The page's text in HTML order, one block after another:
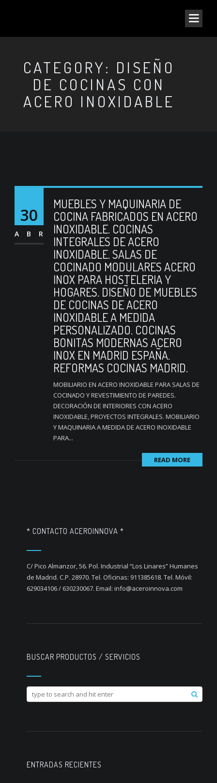
CATEGORY: DISEÑO
DE COCINAS CON
ACERO INOXIDABLE
30
ABR
MUEBLES Y MAQUINARIA DE
COCINA FABRICADOS EN ACERO
INOXIDABLE. COCINAS
INTEGRALES DE ACERO
INOXIDABLE. SALAS DE
COCINADO MODULARES ACERO
INOX PARA HOSTELERIA Y
HOGARES. DISEÑO DE MUEBLES
DE COCINAS DE ACERO
INOXIDABLE A MEDIDA
PERSONALIZADO. COCINAS
BONITAS MODERNAS ACERO
INOX EN MADRID ESPAÑA.
REFORMAS COCINAS MADRID.
MOBILIARIO EN ACERO INOXIDABLE PARA SALAS DE
COCINADO Y REVESTIMIENTO DE PAREDES.
DECORACIÓN DE INTERIORES CON ACERO
INOXIDABLE, PROYECTOS INTEGRALES. MOBILIARIO
Y MAQUINARIA A MEDIDA DE ACERO INOXIDABLE
PARA...
READ MORE
* CONTACTO ACEROINNOVA *
C/ Pico Almanzor, 56. Pol. Industrial “Los Linares” Humanes
de Madrid. C.P. 28970. Tel. Oficinas: 911385618. Tel. Móvil:
629034106 / 630230067. Email: info@aceroinnova.com
BUSCAR PRODUCTOS / SERVICIOS
ENTRADAS RECIENTES